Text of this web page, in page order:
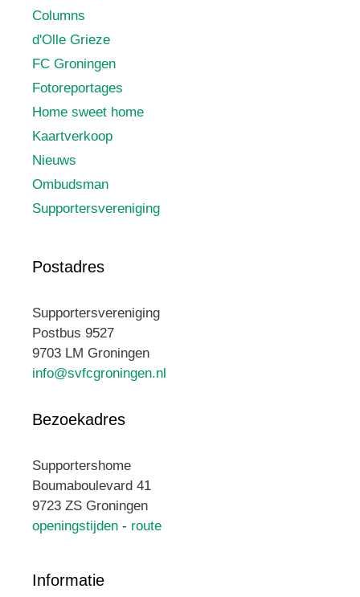
Columns
d'Olle Grieze
FC Groningen
Fotoreportages
Home sweet home
Kaartverkoop
Nieuws
Ombudsman
Supportersvereniging
Postadres
Supportersvereniging
Postbus 9527
9703 LM Groningen
info@svfcgroningen.nl
Bezoekadres
Supportershome
Boumaboulevard 41
9723 ZS Groningen
openingstijden - route
Informatie